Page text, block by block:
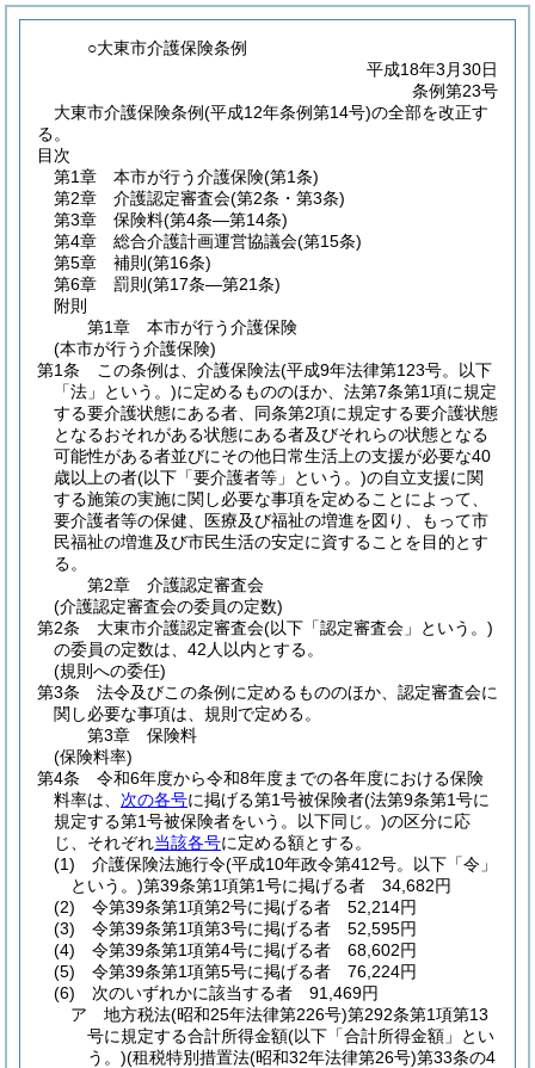
○大東市介護保険条例
平成18年3月30日
条例第23号
大東市介護保険条例(平成12年条例第14号)の全部を改正す
る。
目次
第1章
本市が行う介護保険(第1条)
第2章
介護認定審査会(第2条・第3条)
第3章
保険料(第4条―第14条)
第4章
総合介護計画運営協議会(第15条)
第5章
補則 (第16条)
第6章
罰則 (第17条―第21条)
附則
第1章
本市が行う介護保険
(本市が行う介護保険)
第1条
この条例は、介護保険法(平成9年法律第123号。以下
「法」という。)に定めるもののほか、法第7条第1項に規定
する要介護状態にある者、同条第2項に規定する要介護状態
となるおそれがある状態にある者及びそれらの状態となる
可能性がある者並びにその他日常生活上の支援が必要な40
歳以上の者(以下「要介護者等」という。)の自立支援に関
する施策の実施に関し必要な事項を定めることによって、
要介護者等の保健、医療及び福祉の増進を図り、もって市
民福祉の増進及び市民生活の安定に資することを目的とす
る。
第2章
介護認定審査会
(介護認定審査会の委員の定数)
第2条
大東市介護認定審査会(以下「認定審査会」という。)
の委員の定数は、42人以内とする。
(規則への委任)
第3条
法令及びこの条例に定めるもののほか、認定審査会に
関し必要な事項は、規則で定める。
第3章
保険料
(保険料率)
第4条
令和6年度から令和8年度までの各年度における保険
料率は、 次の各号に掲げる第1号被保険者(法第9条第1号に
規定する第1号被保険者をいう。以下同じ。)の区分に応
じ、それぞれ当該各号に定める額とする。
(1)
介護保険法施行令(平成10年政令第412号。以下「令」
という。)第39条第1項第1号に掲げる者 34,682円
(2)
令第39条第1項第2号に掲げる者 52,214円
(3)
令第39条第1項第3号に掲げる者 52,595円
(4)
令第39条第1項第4号に掲げる者 68,602円
(5)
令第39条第1項第5号に掲げる者 76,224円
(6)
次のいずれかに該当する者 91,469円
ア
地方税法(昭和25年法律第226号)第292条第1項第13
号に規定する合計所得金額(以下「合計所得金額」とい
う。)(租税特別措置法(昭和32年法律第26号)第33条の4